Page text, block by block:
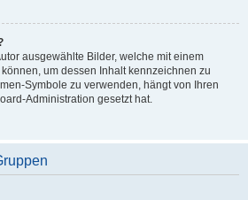
ausgewählte Bilder, welche mit einem
um dessen Inhalt kennzeichnen zu
Symbole zu verwenden, hängt von Ihren
Administration gesetzt hat.